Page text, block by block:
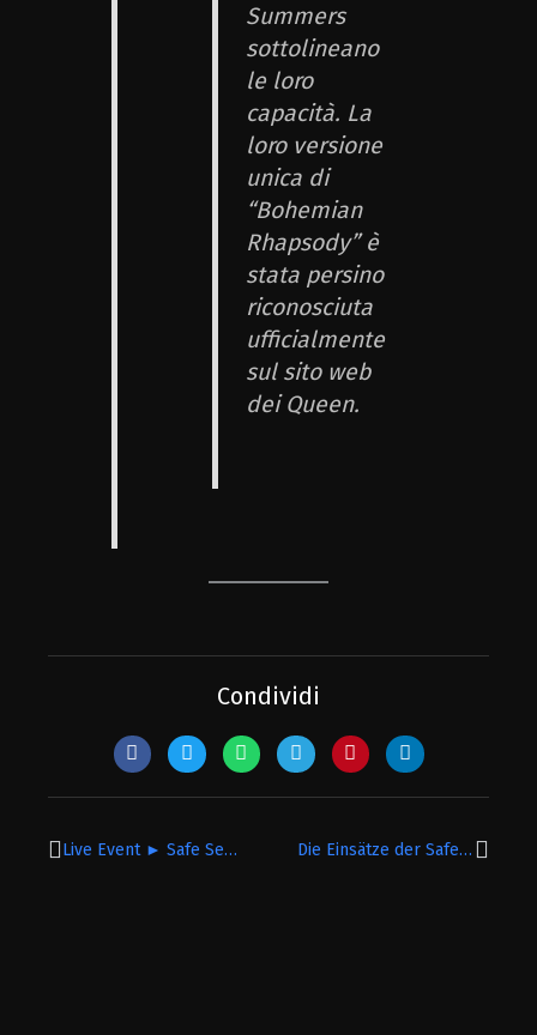
Summers
sottolineano
le loro
capacità. La
loro versione
unica di
“Bohemian
Rhapsody” è
stata persino
riconosciuta
ufficialmente
sul sito web
dei Queen.
Condividi
Precedente Live Event ► Safe Security Die Einsätze der Safe Mitarbeiter